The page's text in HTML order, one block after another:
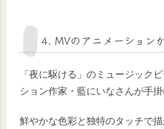
4. MVのアニメーション
「夜に駆ける」のミュージック
ション作家・藍にいなさんが手掛
鮮やかな色彩と独特のタッチで